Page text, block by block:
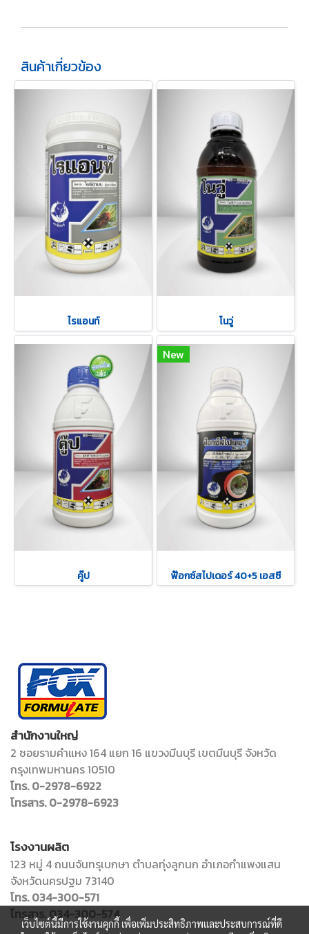
สินค้าเกี่ยวข้อง
ไรแอนท์ โนวู่
คู๊ป
New
ฟ๊อกซ์สไปเดอร์ 40+5 เอสซี
สำนักงานใหญ่
2 ซอยรามคำแหง 164 แยก 16 แขวงมีนบุรี เขตมีนบุรี จังหวัด
กรุงเทพมหานคร 10510
โทร. 0-2978-6922
โทรสาร. 0-2978-6923
โรงงานผลิต
123 หมู่ 4 ถนนจันทรุเบกษา ตำบลทุ่งลูกนก อำเภอกำแพงแสน
จังหวัดนครปฐม 73140
โทร. 034-300-571
โทรสาร. 034-300-574
เว็บไซต์นี้มีการใช้งานคุกกี้ เพื่อเพิ่มประสิทธิภาพและประสบการณ์ที่ดี